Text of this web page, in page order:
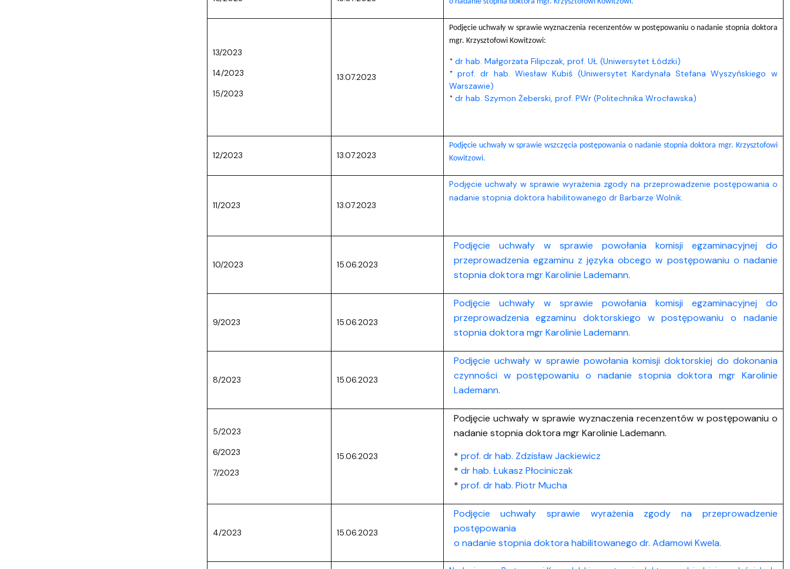
13/2023
14/2023
15/2023
13.07.2023
Podjęcie uchwały w sprawie wyznaczenia recenzentów w postępowaniu o nadanie stopnia doktora
mgr. Krzysztofowi Kowitzowi:
* dr hab. Małgorzata Filipczak, prof. UŁ (Uniwersytet Łódzki)
*prof. dr hab. Wiesław Kubiś (Uniwersytet Kardynała Stefana Wyszyńskiego w
Warszawie)
* dr hab. Szymon Żeberski, prof. PWr (Politechnika Wrocławska)
12/2023 13.07.2023
Podjęcie uchwały w sprawie wszczęcia postępowania o nadanie stopnia doktora mgr. Krzysztofowi
Kowitzowi.
11/2023 13.07.2023
Podjęcie uchwały w sprawie wyrażenia zgody na przeprowadzenie postępowania o
nadanie stopnia doktora habilitowanego dr Barbarze Wolnik.
10/2023 15.06.2023
Podjęcie uchwały w sprawie powołania komisji egzaminacyjnej do
przeprowadzenia egzaminu z języka obcego w postępowaniu o nadanie
stopnia doktora mgr Karolinie Lademann.
9/2023 15.06.2023
Podjęcie uchwały w sprawie powołania komisji egzaminacyjnej do
przeprowadzenia egzaminu doktorskiego w postępowaniu o nadanie
stopnia doktora mgr Karolinie Lademann.
8/2023 15.06.2023
Podjęcie uchwały w sprawie powołania komisji doktorskiej do dokonania
czynności w postępowaniu o nadanie stopnia doktora mgr Karolinie
Lademann.
5/2023
6/2023
7/2023
15.06.2023
Podjęcie uchwały w sprawie wyznaczenia recenzentów w postępowaniu o
nadanie stopnia doktora mgr Karolinie Lademann.
* prof. dr hab. Zdzisław Jackiewicz
* dr hab. Łukasz Płociniczak
* prof. dr hab. Piotr Mucha
4/2023 15.06.2023
Podjęcie uchwały sprawie wyrażenia zgody na przeprowadzenie
postępowania
o nadanie stopnia doktora habilitowanego dr. Adamowi Kwela.